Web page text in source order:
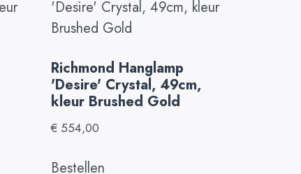
Richmond Hanglamp
'Desire' Crystal, 49cm,
kleur Brushed Gold
€ 554,00
Bestellen